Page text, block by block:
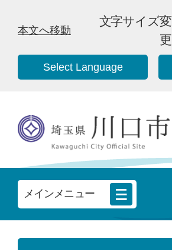
本文へ移動
文字サイズ変
更
Select Language
メインメニュー